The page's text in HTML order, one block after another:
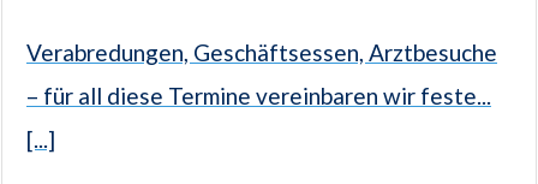
Verabredungen, Geschäftsessen, Arztbesuche
– für all diese Termine vereinbaren wir feste...
[...]